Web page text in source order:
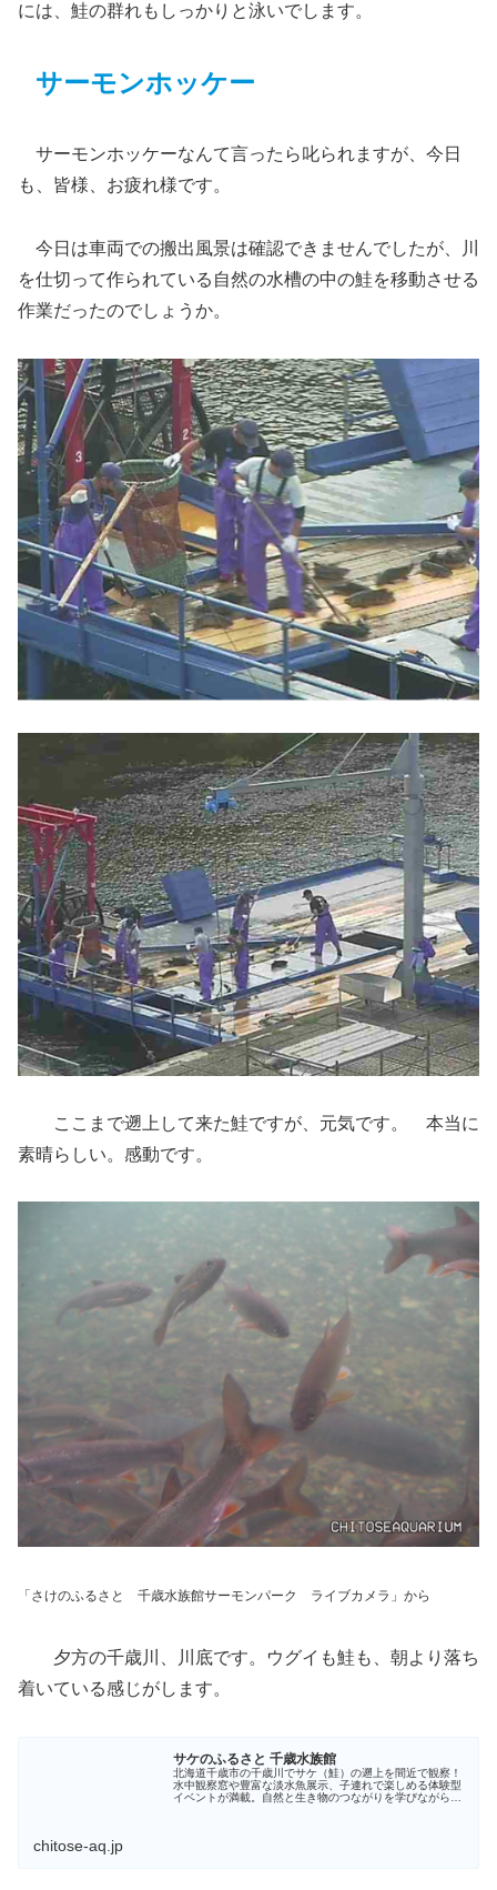
には、鮭の群れもしっかりと泳いでします。
サーモンホッケー
サーモンホッケーなんて言ったら叱られますが、今日
も、皆様、お疲れ様です。
今日は車両での搬出風景は確認できませんでしたが、川
を仕切って作られている自然の水槽の中の鮭を移動させる
作業だったのでしょうか。
ここまで遡上して来た鮭ですが、元気です。 本当に
素晴らしい。感動です。
「さけのふるさと 千歳水族館サーモンパーク ライブカメラ」から
夕方の千歳川、川底です。ウグイも鮭も、朝より落ち
着いている感じがします。
サケのふるさと 千歳水族館
北海道千歳市の千歳川でサケ（鮭）の遡上を間近で観察！
水中観察窓や豊富な淡水魚展示、子連れで楽しめる体験型
イベントが満載。自然と生き物のつながりを学びながら楽
chitose-aq.jp